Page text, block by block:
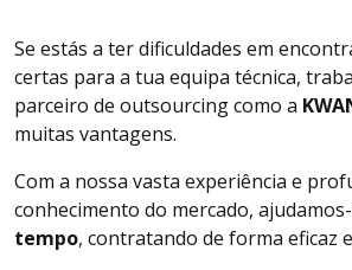
Se estás a ter dificuldades em
certas para a tua equipa técnica,
parceiro de outsourcing como a
muitas vantagens.
Com a nossa vasta experiência e
conhecimento do mercado,
tempo, contratando de forma eficaz